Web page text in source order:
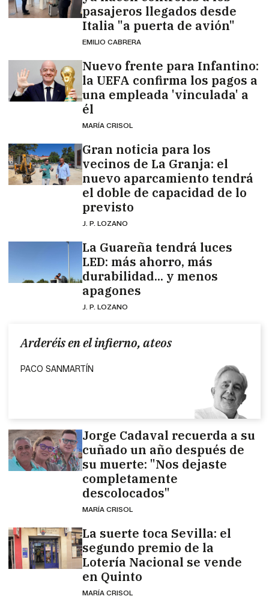
pasajeros llegados desde
Italia "a puerta de avión"
EMILIO CABRERA
Nuevo frente para Infantino:
la UEFA confirma los pagos a
una empleada 'vinculada' a
él
MARÍA CRISOL
Gran noticia para los
vecinos de La Granja: el
nuevo aparcamiento tendrá
el doble de capacidad de lo
previsto
J. P. LOZANO
La Guareña tendrá luces
LED: más ahorro, más
durabilidad... y menos
apagones
J. P. LOZANO
Arderéis en el infierno, ateos
PACO SANMARTÍN
Jorge Cadaval recuerda a su
cuñado un año después de
su muerte: "Nos dejaste
completamente
descolocados"
MARÍA CRISOL
La suerte toca Sevilla: el
segundo premio de la
Lotería Nacional se vende
en Quinto
MARÍA CRISOL